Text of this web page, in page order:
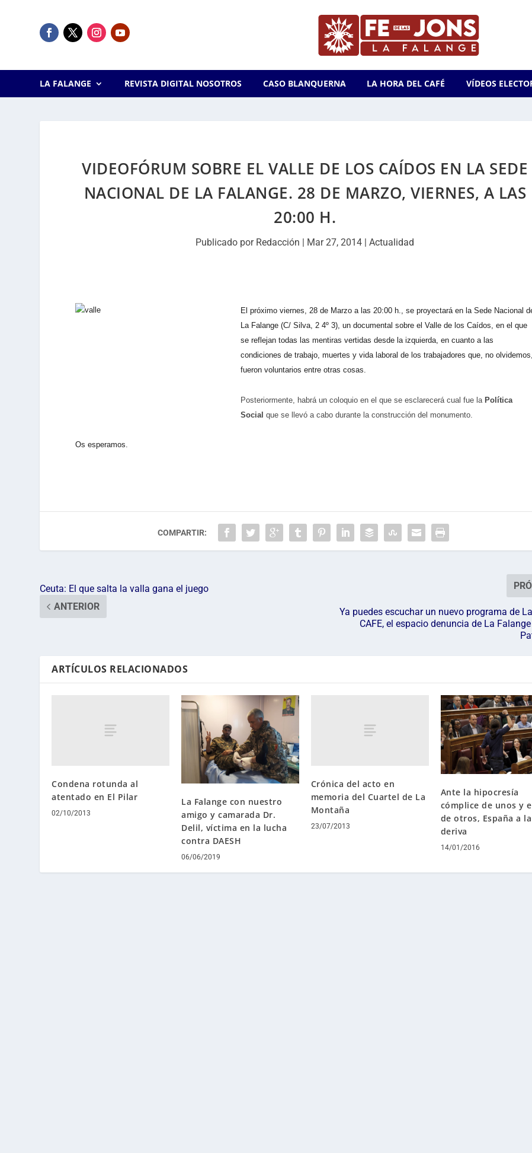
LA FALANGE REVISTA DIGITAL NOSOTROS CASO BLANQUERNA LA HORA DEL CAFÉ VÍDEOS
VIDEOFÓRUM SOBRE EL VALLE DE LOS CAÍDOS EN LA SEDE
NACIONAL DE LA FALANGE. 28 DE MARZO, VIERNES, A LAS
20:00 H.
Publicado por Redacción | Mar 27, 2014 |Actualidad
El próximo viernes, 28 de Marzo a las 20:00 h., se proyectará en la Sede Nacional
La Falange (C/ Silva, 2 4º 3), un documental sobre el Valle de los Caídos, en el que
se reflejan todas las mentiras vertidas desde la izquierda, en cuanto a las
condiciones de trabajo, muertes y vida laboral de los trabajadores que, no olvidemos,
fueron voluntarios entre otras cosas.
Posteriormente, habrá un coloquio en el que se esclarecerá cual fue laPolítica
Socialque se llevó a cabo durante la construcción del monumento.
Os esperamos.
COMPARTIR:
Ceuta: El que salta la valla gana el juego
ANTERIOR
Ya puedes escuchar un nuevo programa de
CAFE, el espacio denuncia de La
ARTÍCULOS RELACIONADOS
Condena rotunda al
atentado en El Pilar
02/10/2013
La Falange con nuestro
amigo y camarada Dr.
Delil, víctima en la lucha
contra DAESH
06/06/2019
Crónica del acto en
memoria del Cuartel de La
Montaña
23/07/2013
Ante la hipocresía
cómplice de unos y
de otros, España a la
deriva
14/01/2016